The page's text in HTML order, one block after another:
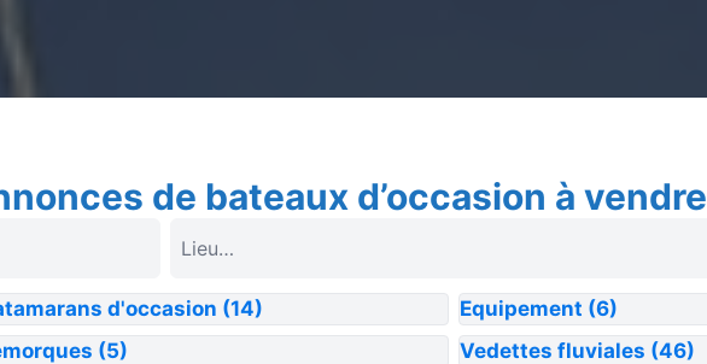
de bateaux d’occasion à vendre
d'occasion (14) Equipement (6)
(5) Vedettes fluviales (46)